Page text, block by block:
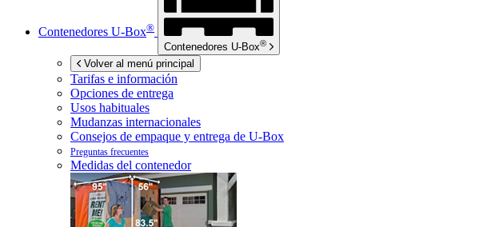
Contenedores U-Box®
Contenedores U-Box®
Volver al menú principal
Tarifas e información
Opciones de entrega
Usos habituales
Mudanzas internacionales
Consejos de empaque y entrega de U-Box
Preguntas frecuentes
Medidas del contenedor